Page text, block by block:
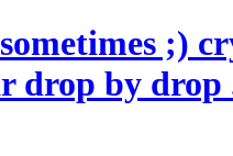
drop by drop